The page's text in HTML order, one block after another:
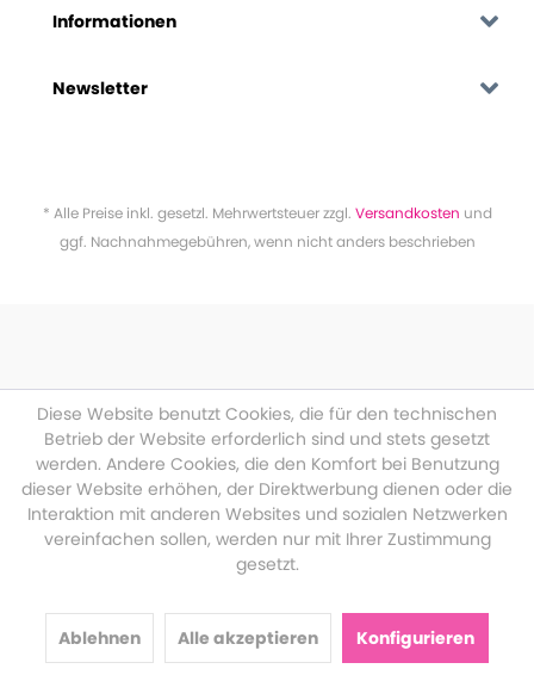
Informationen
Newsletter
* Alle Preise inkl. gesetzl. Mehrwertsteuer zzgl. Versandkosten und
ggf. Nachnahmegebühren, wenn nicht anders beschrieben
Diese Website benutzt Cookies, die für den technischen
Betrieb der Website erforderlich sind und stets gesetzt
werden. Andere Cookies, die den Komfort bei Benutzung
dieser Website erhöhen, der Direktwerbung dienen oder die
Interaktion mit anderen Websites und sozialen Netzwerken
vereinfachen sollen, werden nur mit Ihrer Zustimmung
gesetzt.
Ablehnen Alle akzeptieren Konfigurieren